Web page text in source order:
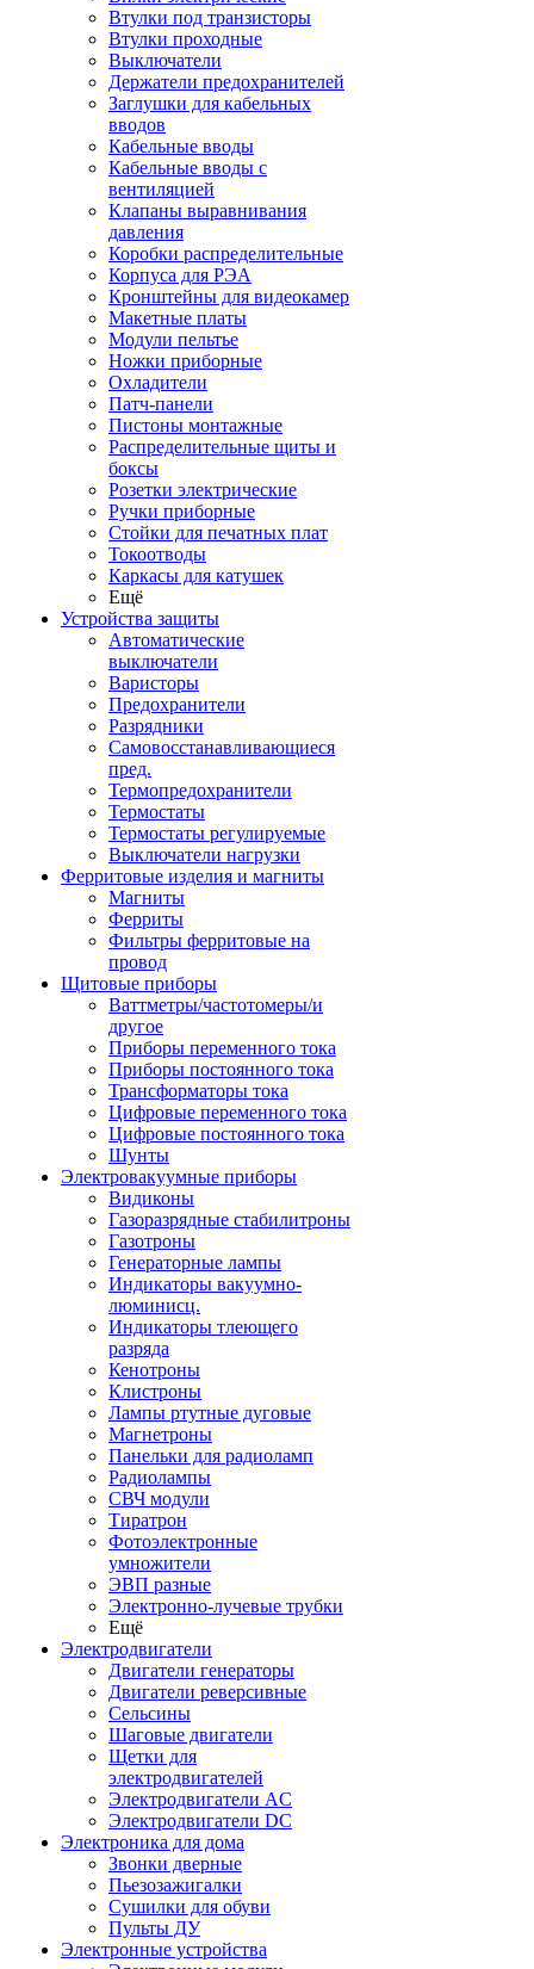
Втулки под транзисторы
Втулки проходные
Выключатели
Держатели предохранителей
Заглушки для кабельных
вводов
Кабельные вводы
Кабельные вводы с
вентиляцией
Клапаны выравнивания
давления
Коробки распределительные
Корпуса для РЭА
Кронштейны для видеокамер
Макетные платы
Модули пельтье
Ножки приборные
Охладители
Патч-панели
Пистоны монтажные
Распределительные щиты и
боксы
Розетки электрические
Ручки приборные
Стойки для печатных плат
Токоотводы
Каркасы для катушек
Ещё
Устройства защиты
Автоматические
выключатели
Варисторы
Предохранители
Разрядники
Самовосстанавливающиеся
пред.
Термопредохранители
Термостаты
Термостаты регулируемые
Выключатели нагрузки
Ферритовые изделия и магниты
Магниты
Ферриты
Фильтры ферритовые на
провод
Щитовые приборы
Ваттметры/частотомеры/и
другое
Приборы переменного тока
Приборы постоянного тока
Трансформаторы тока
Цифровые переменного тока
Цифровые постоянного тока
Шунты
Электровакуумные приборы
Видиконы
Газоразрядные стабилитроны
Газотроны
Генераторные лампы
Индикаторы вакуумно-
люминисц.
Индикаторы тлеющего
разряда
Кенотроны
Клистроны
Лампы ртутные дуговые
Магнетроны
Панельки для радиоламп
Радиолампы
СВЧ модули
Тиратрон
Фотоэлектронные
умножители
ЭВП разные
Электронно-лучевые трубки
Ещё
Электродвигатели
Двигатели генераторы
Двигатели реверсивные
Сельсины
Шаговые двигатели
Щетки для
электродвигателей
Электродвигатели AC
Электродвигатели DC
Электроника для дома
Звонки дверные
Пьезозажигалки
Сушилки для обуви
Пульты ДУ
Электронные устройства